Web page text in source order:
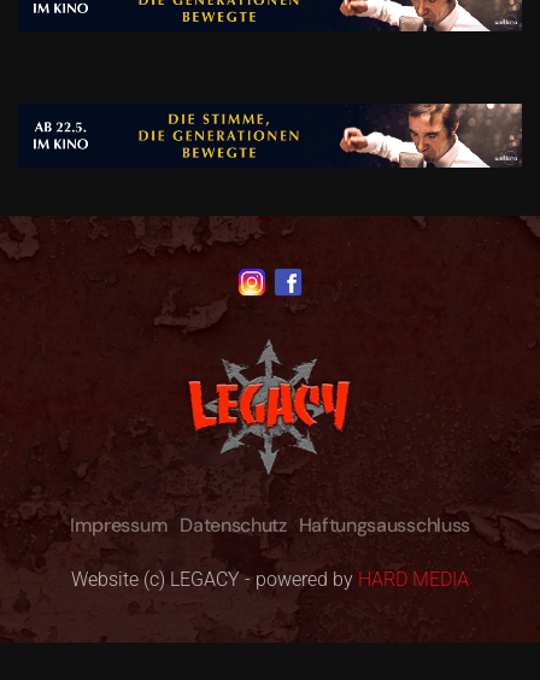
Impressum Datenschutz Haftungsausschluss
Website (c) LEGACY - powered by HARD MEDIA